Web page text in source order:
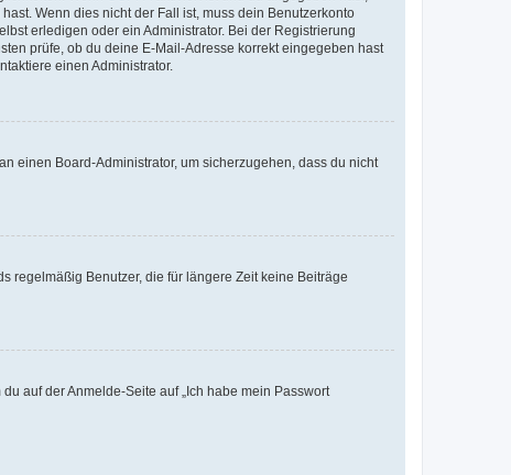
Wenn dies nicht der Fall ist, muss dein Benutzerkonto
erledigen oder ein Administrator. Bei der Registrierung
prüfe, ob du deine E-Mail-Adresse korrekt eingegeben hast
einen Administrator.
einen Board-Administrator, um sicherzugehen, dass du nicht
regelmäßig Benutzer, die für längere Zeit keine Beiträge
auf der Anmelde-Seite auf „Ich habe mein Passwort